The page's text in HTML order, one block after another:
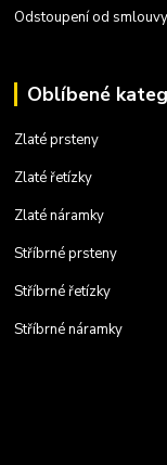
Odstoupení od smlouvy
Oblíbené
Zlaté prsteny
Zlaté řetízky
Zlaté náramky
Stříbrné prsteny
Stříbrné řetízky
Stříbrné náramky